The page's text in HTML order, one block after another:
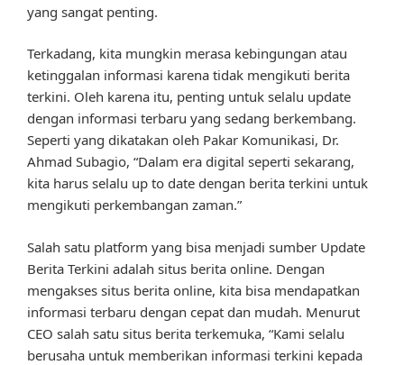
yang sangat penting.
Terkadang, kita mungkin merasa kebingungan atau
ketinggalan informasi karena tidak mengikuti berita
terkini. Oleh karena itu, penting untuk selalu update
dengan informasi terbaru yang sedang berkembang.
Seperti yang dikatakan oleh Pakar Komunikasi, Dr.
Ahmad Subagio, “Dalam era digital seperti sekarang,
kita harus selalu up to date dengan berita terkini untuk
mengikuti perkembangan zaman.”
Salah satu platform yang bisa menjadi sumber Update
Berita Terkini adalah situs berita online. Dengan
mengakses situs berita online, kita bisa mendapatkan
informasi terbaru dengan cepat dan mudah. Menurut
CEO salah satu situs berita terkemuka, “Kami selalu
berusaha untuk memberikan informasi terkini kepada